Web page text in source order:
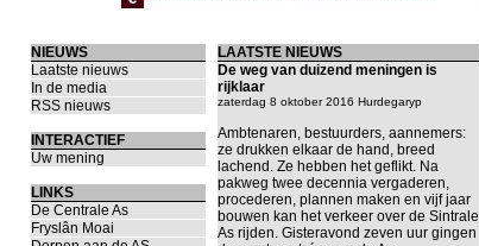
NIEUWS
Laatste nieuws
In de media
RSS nieuws
INTERACTIEF
Uw mening
LINKS
De Centrale As
Fryslân Moai
LAATSTE NIEUWS
De weg van duizend meningen is
rijklaar
zaterdag 8 oktober 2016 Hurdegaryp
Ambtenaren, bestuurders, aannemers:
ze drukken elkaar de hand, breed
lachend. Ze hebben het geflikt. Na
pakweg twee decennia vergaderen,
procederen, plannen maken en vijf jaar
bouwen kan het verkeer over de Sintrale
As rijden. Gisteravond zeven uur gingen